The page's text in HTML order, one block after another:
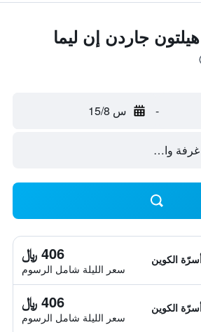
جاردن إن ليما
- س 15/8
406 ﷼
سعر الليلة شامل الرسوم
406 ﷼
سعر الليلة شامل الرسوم